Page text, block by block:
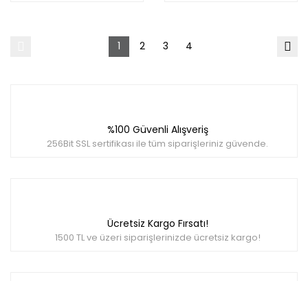
1 2 3 4
%100 Güvenli Alışveriş
256Bit SSL sertifikası ile tüm siparişleriniz güvende.
Ücretsiz Kargo Fırsatı!
1500 TL ve üzeri siparişlerinizde ücretsiz kargo!